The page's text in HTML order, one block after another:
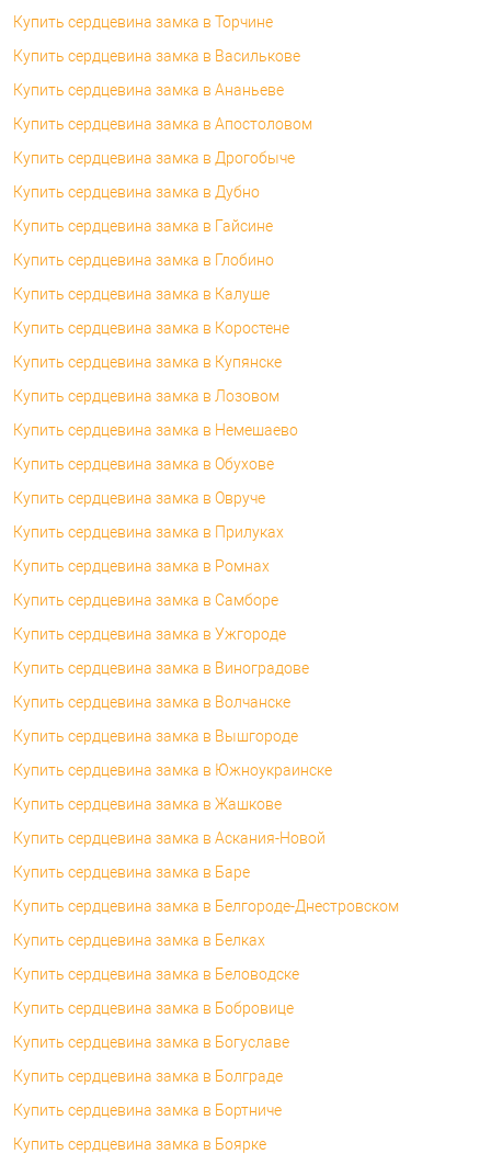
Купить сердцевина замка в Торчине
Купить сердцевина замка в Василькове
Купить сердцевина замка в Ананьеве
Купить сердцевина замка в Апостоловом
Купить сердцевина замка в Дрогобыче
Купить сердцевина замка в Дубно
Купить сердцевина замка в Гайсине
Купить сердцевина замка в Глобино
Купить сердцевина замка в Калуше
Купить сердцевина замка в Коростене
Купить сердцевина замка в Купянске
Купить сердцевина замка в Лозовом
Купить сердцевина замка в Немешаево
Купить сердцевина замка в Обухове
Купить сердцевина замка в Овруче
Купить сердцевина замка в Прилуках
Купить сердцевина замка в Ромнах
Купить сердцевина замка в Самборе
Купить сердцевина замка в Ужгороде
Купить сердцевина замка в Виноградове
Купить сердцевина замка в Волчанске
Купить сердцевина замка в Вышгороде
Купить сердцевина замка в Южноукраинске
Купить сердцевина замка в Жашкове
Купить сердцевина замка в Аскания-Новой
Купить сердцевина замка в Баре
Купить сердцевина замка в Белгороде-Днестровском
Купить сердцевина замка в Белках
Купить сердцевина замка в Беловодске
Купить сердцевина замка в Бобровице
Купить сердцевина замка в Богуславе
Купить сердцевина замка в Болграде
Купить сердцевина замка в Бортниче
Купить сердцевина замка в Боярке